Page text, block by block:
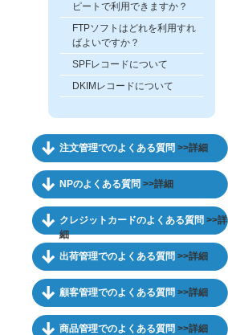
ピートで利用できますか？
FTPソフトはどれを利用すれ
ばよいですか？
SPFレコードについて
DKIMレコードについて
注文管理でのよくある質問 >>詳細
NPのよくある質問 >>詳細
クレジットカードのよくある質問 >>詳
細
出荷管理でのよくある質問 >>詳細
顧客管理でのよくある質問 >>詳細
商品管理でのよくある質問 >>詳細